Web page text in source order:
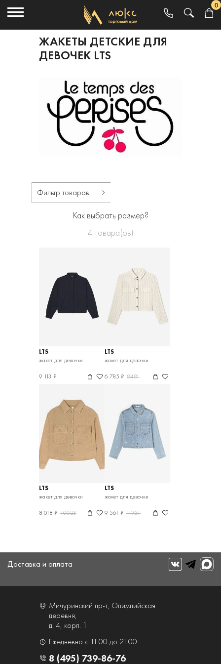
0
ЖАКЕТЫ ДЕТСКИЕ ДЛЯ
ДЕВОЧЕК LTS
Фильтр товаров
Как выбрать размер?
4товара(ов)
LTS
жакет для девочки
9 113 ₽
LTS
жакет для девочки
6 785 ₽ 8481
LTS
жакет для девочки
8 018 ₽ 10023
LTS
жакет для девочки
9 561 ₽ 11951
Доставка и оплата
Мичуринский пр-т, Олимпийская
деревня,
д. 4, корп. 1
Ежедневно с 11.00 до 21.00
8 (495) 739-86-76